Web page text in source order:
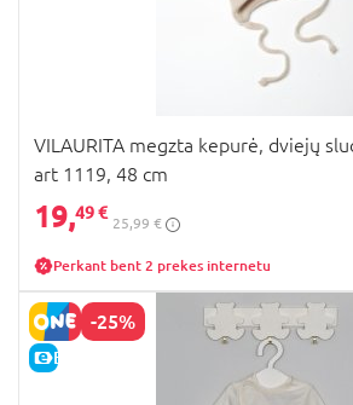
VILAURITA megzta kepurė, dviejų
art 1119, 48 cm
19,49 €
25,99 €
Perkant bent 2 prekes internetu
-25%
E-KAINA